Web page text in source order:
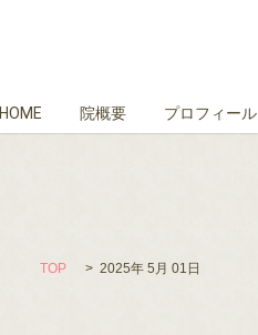
HOME 院概要 プロフィール
TOP 2025年 5月 01日